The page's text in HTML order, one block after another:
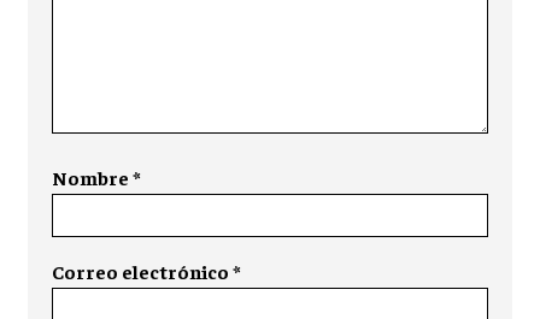
Nombre*
Correo electrónico*